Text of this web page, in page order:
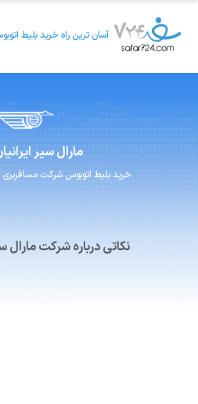
آسان ترین راه خرید بلیط
مارال سیر
خرید بلیط اتوبوس شرکت مسافربری
نکاتی درباره شرکت مارال